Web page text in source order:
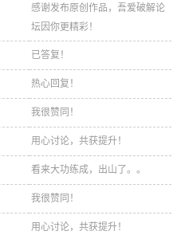
感谢发布原创作品，吾爱破解论
坛因你更精彩！
已答复！
热心回复！
我很赞同！
用心讨论，共获提升！
看来大功练成，出山了。。
我很赞同！
用心讨论，共获提升！